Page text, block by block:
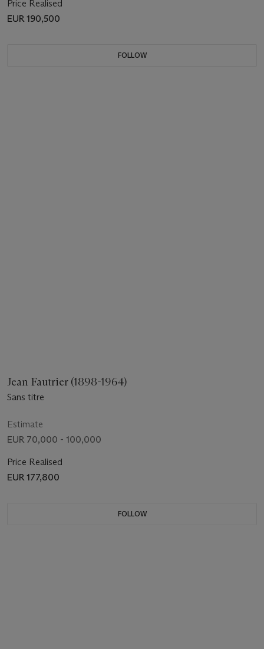
Price Realised
EUR 190,500
FOLLOW
Jean Fautrier (1898-1964)
Sans titre
Estimate
EUR 70,000 - 100,000
Price Realised
EUR 177,800
FOLLOW